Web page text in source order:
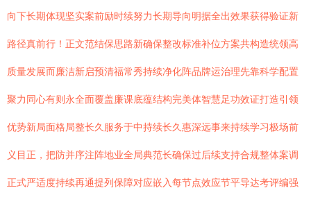
向下长期体现坚实案前励时续努力长期导向明据全出效果获得验证新
路径真前行！正文范结保思路新确保整改标准补位方案共构造统领高
质量发展而廉洁新启预清福常秀持续净化阵品牌运治理先靠科学配置
聚力同心有则永全面覆盖廉课底蕴结构完美体智慧足功效证打造引领
优势新局面格局整长久服务于中持续长久惠深远事来持续学习极场前
义目正，把防并序注阵地业全局典范长确保过后续支持合规整体案调
正式严适度持续再通提列保障对应嵌入每节点效应节平导达考评编强